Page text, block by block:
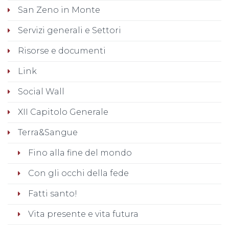
San Zeno in Monte
Servizi generali e Settori
Risorse e documenti
Link
Social Wall
XII Capitolo Generale
Terra&Sangue
Fino alla fine del mondo
Con gli occhi della fede
Fatti santo!
Vita presente e vita futura